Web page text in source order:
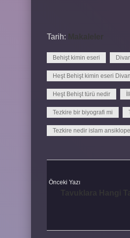
Tarih: Makaleler
Behişt kimin eseri
Heşt Behişt kimin eseri
Heşt Behişt türü nedir
Tezkire bir biyografi mi
Tezkire nedir islam
Önceki Yazı